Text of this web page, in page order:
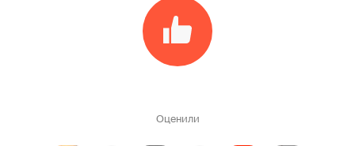
Оценили